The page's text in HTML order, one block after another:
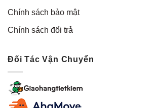
Chính sách bảo mật
Chính sách đổi trả
Đối Tác Vận Chuyển